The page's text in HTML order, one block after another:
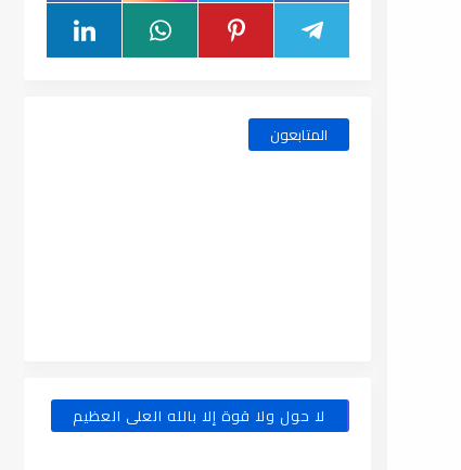
المتابعون
لا حول ولا قوة إلا بالله العلى العظيم